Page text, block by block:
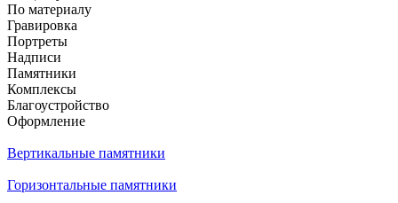
По материалу
Гравировка
Портреты
Надписи
Памятники
Комплексы
Благоустройство
Оформление
Вертикальные памятники
Горизонтальные памятники